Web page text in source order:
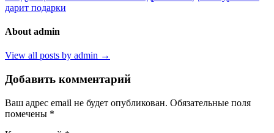
дарит подарки
About admin
View all posts by admin →
Добавить комментарий
Ваш адрес email не будет опубликован. Обязательные поля
помечены *